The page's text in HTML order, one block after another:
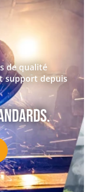
de qualité
support depuis